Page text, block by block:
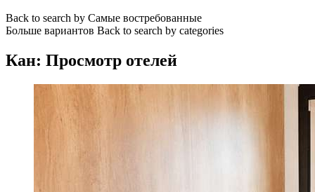
Back to search by Самые востребованные
Больше вариантов Back to search by categories
Кан: Просмотр отелей